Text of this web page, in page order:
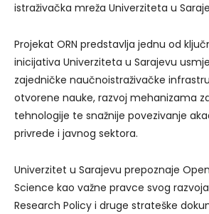
istraživačka mreža Univerziteta u
Projekat ORN predstavlja jednu od
inicijativa Univerziteta u Sarajevu
zajedničke naučnoistraživačke
otvorene nauke, razvoj mehanizama
tehnologije te snažnije povezivanje
privrede i javnog sektora.
Univerzitet u Sarajevu prepoznaje
Science kao važne pravce svog
Research Policy i druge strateške